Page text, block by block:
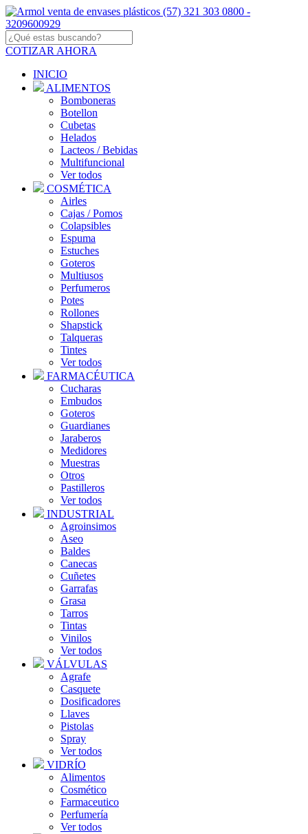
COTIZAR AHORA
INICIO
ALIMENTOS
Bomboneras
Botellon
Cubetas
Helados
Lacteos / Bebidas
Multifuncional
Ver todos
COSMÉTICA
Airles
Cajas / Pomos
Colapsibles
Espuma
Estuches
Goteros
Multiusos
Perfumeros
Potes
Rollones
Shapstick
Talqueras
Tintes
Ver todos
FARMACÉUTICA
Cucharas
Embudos
Goteros
Guardianes
Jaraberos
Medidores
Muestras
Otros
Pastilleros
Ver todos
INDUSTRIAL
Agroinsimos
Aseo
Baldes
Canecas
Cuñetes
Garrafas
Grasa
Tarros
Tintas
Vinilos
Ver todos
VÁLVULAS
Agrafe
Casquete
Dosificadores
Llaves
Pistolas
Spray
Ver todos
VIDRÍO
Alimentos
Cosmético
Farmaceutico
Perfumería
Ver todos